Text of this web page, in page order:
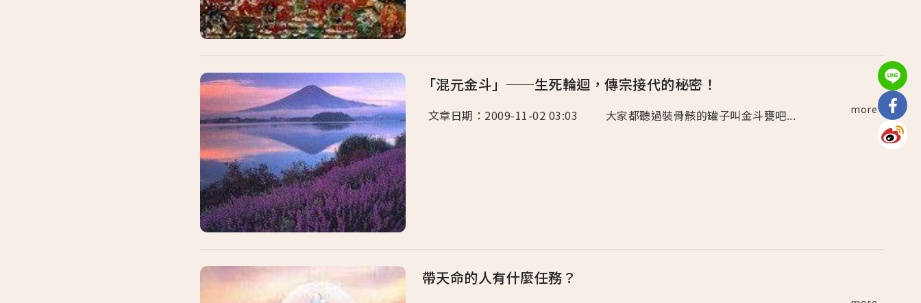
「混元金斗」──生死輪迴，傳宗接代的秘密！
文章日期：2009-11-02 03:03 大家都聽過裝骨骸的罐子叫金斗甕吧... more
帶天命的人有什麼任務？